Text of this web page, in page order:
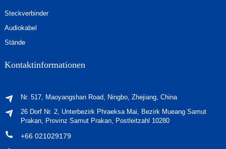
Steckverbinder
Audiokabel
Stände
Kontaktinformationen
Nr. 517, Maoyangshan Road, Ningbo, Zhejiang, China
26 Dorf Nr. 2, Unterbezirk Phraeksa Mai, Bezirk Mueang Samut
Prakan, Provinz Samut Prakan, Postleitzahl 10280
+66 021029179